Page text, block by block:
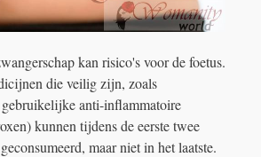
kan risico's voor de foetus.
die veilig zijn, zoals
anti-inflammatoire
kunnen tijdens de eerste twee
maar niet in het laatste.